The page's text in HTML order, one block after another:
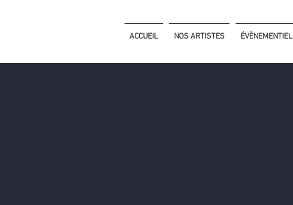
ACCUEIL NOS ARTISTES ÉVÈNEMENTIEL